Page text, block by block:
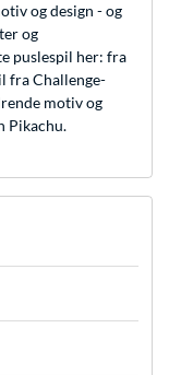
og design - og
og
puslespil her: fra
fra Challenge-
motiv og
Pikachu.